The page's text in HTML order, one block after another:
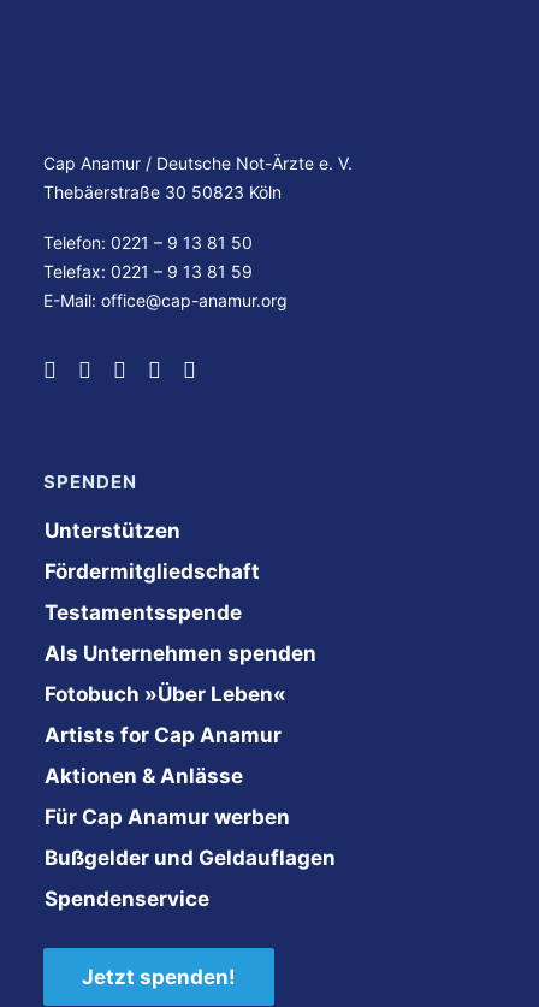
Cap Anamur / Deutsche Not-Ärzte e. V.
Thebäerstraße 30 50823 Köln
Telefon: 0221 – 9 13 81 50
Telefax: 0221 – 9 13 81 59
E-Mail: office@cap-anamur.org
SPENDEN
Unterstützen
Fördermitgliedschaft
Testamentsspende
Als Unternehmen spenden
Fotobuch »Über Leben«
Artists for Cap Anamur
Aktionen & Anlässe
Für Cap Anamur werben
Bußgelder und Geldauflagen
Spendenservice
Jetzt spenden!